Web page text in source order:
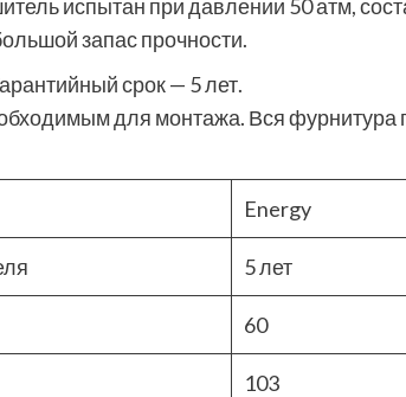
испытан при давлении 50 атм,
запас прочности.
срок — 5 лет.
для монтажа. Вся фурнитура
Energy
5 лет
60
103